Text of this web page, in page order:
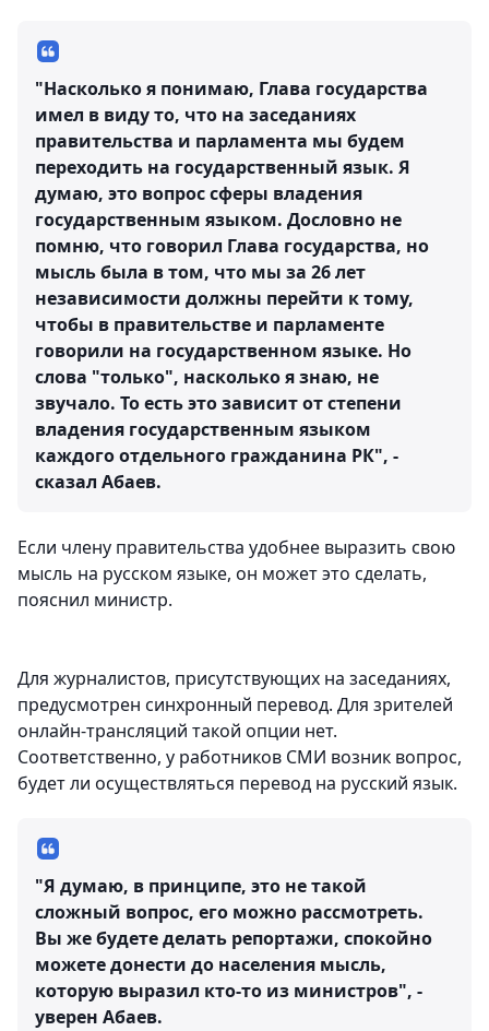
"Насколько я понимаю, Глава государства
имел в виду то, что на заседаниях
правительства и парламента мы будем
переходить на государственный язык. Я
думаю, это вопрос сферы владения
государственным языком. Дословно не
помню, что говорил Глава государства, но
мысль была в том, что мы за 26 лет
независимости должны перейти к тому,
чтобы в правительстве и парламенте
говорили на государственном языке. Но
слова "только", насколько я знаю, не
звучало. То есть это зависит от степени
владения государственным языком
каждого отдельного гражданина РК", -
сказал Абаев.
Если члену правительства удобнее выразить свою
мысль на русском языке, он может это сделать,
пояснил министр.
Для журналистов, присутствующих на заседаниях,
предусмотрен синхронный перевод. Для зрителей
онлайн-трансляций такой опции нет.
Соответственно, у работников СМИ возник вопрос,
будет ли осуществляться перевод на русский язык.
"Я думаю, в принципе, это не такой
сложный вопрос, его можно рассмотреть.
Вы же будете делать репортажи, спокойно
можете донести до населения мысль,
которую выразил кто-то из министров", -
уверен Абаев.